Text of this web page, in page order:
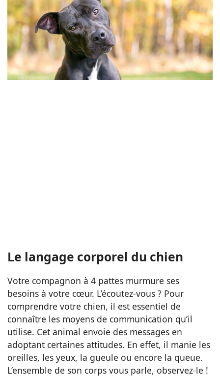
Le langage corporel du chien
Votre compagnon à 4 pattes murmure ses
besoins à votre cœur. L’écoutez-vous ? Pour
comprendre votre chien, il est essentiel de
connaître les moyens de communication qu’il
utilise. Cet animal envoie des messages en
adoptant certaines attitudes. En effet, il manie les
oreilles, les yeux, la gueule ou encore la queue.
L’ensemble de son corps vous parle, observez-le !